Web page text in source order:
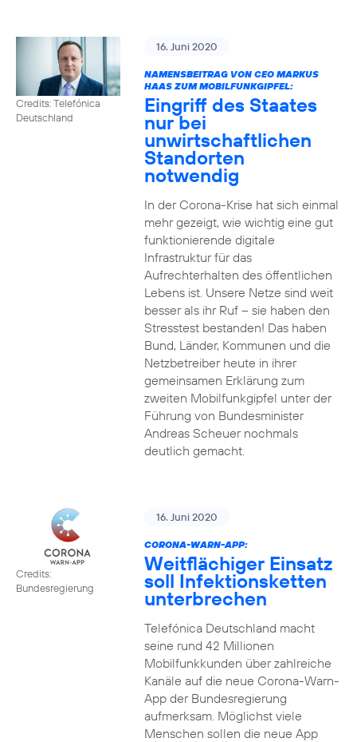
Credits: Telefónica
Deutschland
16. Juni 2020
NAMENSBEITRAG VON CEO MARKUS
HAAS ZUM MOBILFUNKGIPFEL:
Eingriff des Staates
nur bei
unwirtschaftlichen
Standorten
notwendig
In der Corona-Krise hat sich einmal
mehr gezeigt, wie wichtig eine gut
funktionierende digitale
Infrastruktur für das
Aufrechterhalten des öffentlichen
Lebens ist. Unsere Netze sind weit
besser als ihr Ruf – sie haben den
Stresstest bestanden! Das haben
Bund, Länder, Kommunen und die
Netzbetreiber heute in ihrer
gemeinsamen Erklärung zum
zweiten Mobilfunkgipfel unter der
Führung von Bundesminister
Andreas Scheuer nochmals
deutlich gemacht.
Credits:
Bundesregierung
16. Juni 2020
CORONA-WARN-APP:
Weitflächiger Einsatz
soll Infektionsketten
unterbrechen
Telefónica Deutschland macht
seine rund 42 Millionen
Mobilfunkkunden über zahlreiche
Kanäle auf die neue Corona-Warn-
App der Bundesregierung
aufmerksam. Möglichst viele
Menschen sollen die neue App